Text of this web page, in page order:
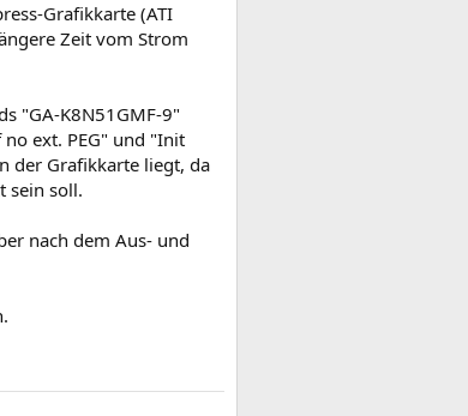
Grafikkarte (ATI
Zeit vom Strom
"GA-K8N51GMF-9"
ext. PEG" und "Init
der Grafikkarte liegt, da
sein soll.
nach dem Aus- und